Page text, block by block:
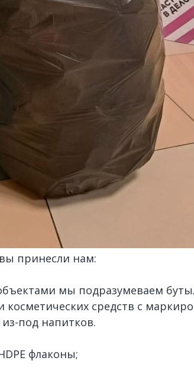
принесли нам:
мы подразумеваем
средств с
под напитков.
флаконы;